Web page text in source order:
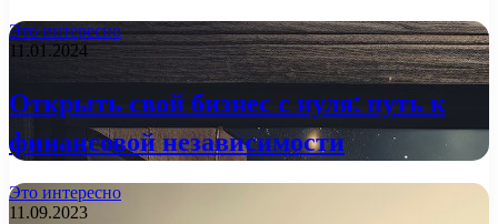
Это интересно
11.01.2024
Открыть свой бизнес с нуля: путь к
финансовой независимости
Это интересно
11.09.2023